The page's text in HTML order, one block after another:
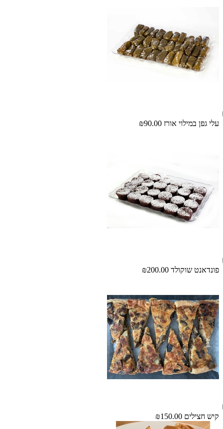
עלי גפן במילוי אורז ₪90.00
פונדאנט שוקולד ₪200.00
קיש חצילים ₪150.00